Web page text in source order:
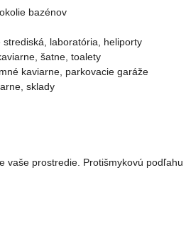
bazénov
laboratória, heliporty
šatne, toalety
kaviarne, parkovacie garáže
sklady
prostredie. Protišmykovú